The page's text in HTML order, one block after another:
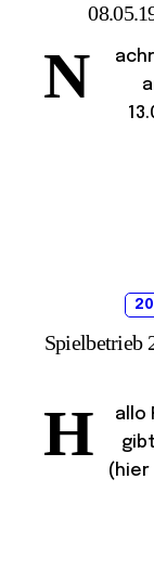
N
Spielbetrieb
H
allo
(hier